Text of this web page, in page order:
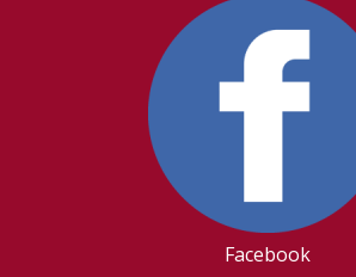
Facebook